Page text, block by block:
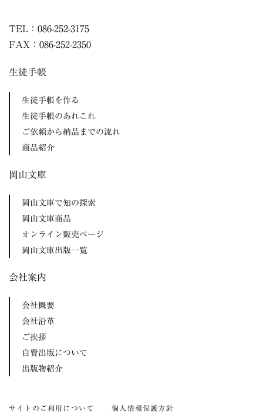
TEL：086-252-3175
FAX：086-252-2350
生徒手帳
生徒手帳を作る
生徒手帳のあれこれ
ご依頼から納品までの流れ
商品紹介
岡山文庫
岡山文庫で知の探索
岡山文庫商品
オンライン販売ページ
岡山文庫出版一覧
会社案内
会社概要
会社沿革
ご挨拶
自費出版について
出版物紹介
サイトのご利用について 個人情報保護方針